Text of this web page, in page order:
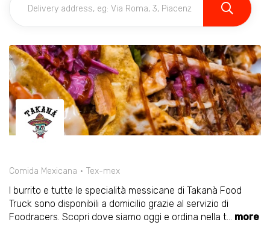
Comida Mexicana Tex-mex
I burrito e tutte le specialità messicane di Takanà Food
Truck sono disponibili a domicilio grazie al servizio di
Foodracers. Scopri dove siamo oggi e ordina nella t... more